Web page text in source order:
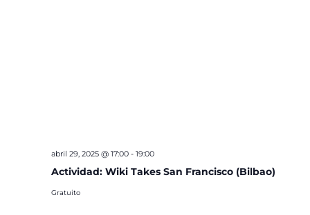
Actividad: Wiki Takes San Francisco (Bilbao)
abril 29, 2025 @ 17:00- 19:00
Gratuito